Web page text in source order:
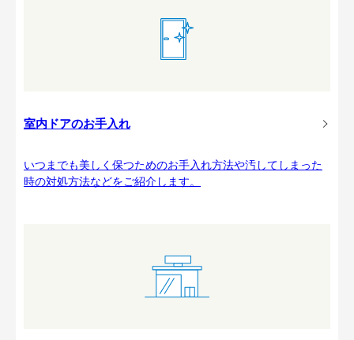
室内ドアのお手入れ
いつまでも美しく保つためのお手入れ方法や汚してしまった
時の対処方法などをご紹介します。